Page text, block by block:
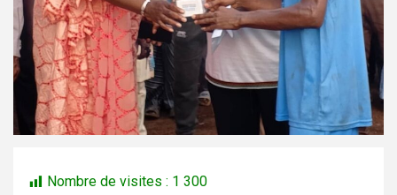
Nombre de visites : 1 300